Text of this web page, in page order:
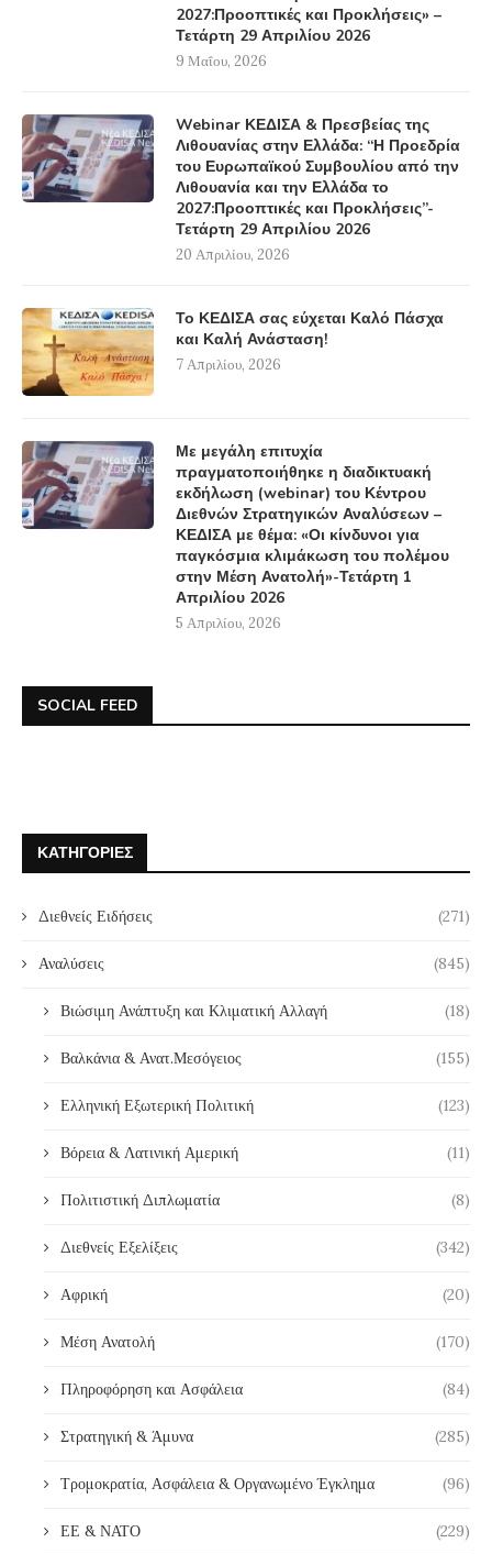
2027:Προοπτικές και Προκλήσεις» –
Τετάρτη 29 Απριλίου 2026
9 Μαΐου, 2026
Webinar ΚΕΔΙΣΑ & Πρεσβείας της
Λιθουανίας στην Ελλάδα: “Η Προεδρία
του Ευρωπαϊκού Συμβουλίου από την
Λιθουανία και την Ελλάδα το
2027:Προοπτικές και Προκλήσεις”-
Τετάρτη 29 Απριλίου 2026
20 Απριλίου, 2026
Το ΚΕΔΙΣΑ σας εύχεται Καλό Πάσχα
και Καλή Ανάσταση!
7 Απριλίου, 2026
Με μεγάλη επιτυχία
πραγματοποιήθηκε η διαδικτυακή
εκδήλωση (webinar) του Κέντρου
Διεθνών Στρατηγικών Αναλύσεων –
ΚΕΔΙΣΑ με θέμα: «Οι κίνδυνοι για
παγκόσμια κλιμάκωση του πολέμου
στην Μέση Ανατολή»-Τετάρτη 1
Απριλίου 2026
5 Απριλίου, 2026
SOCIAL FEED
ΚΑΤΗΓΟΡΊΕΣ
Διεθνείς Ειδήσεις (271)
Αναλύσεις (845)
Βιώσιμη Ανάπτυξη και Κλιματική Αλλαγή (18)
Βαλκάνια & Ανατ.Μεσόγειος (155)
Ελληνική Εξωτερική Πολιτική (123)
Βόρεια & Λατινική Αμερική (11)
Πολιτιστική Διπλωματία (8)
Διεθνείς Εξελίξεις (342)
Αφρική (20)
Μέση Ανατολή (170)
Πληροφόρηση και Ασφάλεια (84)
Στρατηγική & Άμυνα (285)
Τρομοκρατία, Ασφάλεια & Οργανωμένο Έγκλημα (96)
ΕΕ & ΝΑΤΟ (229)